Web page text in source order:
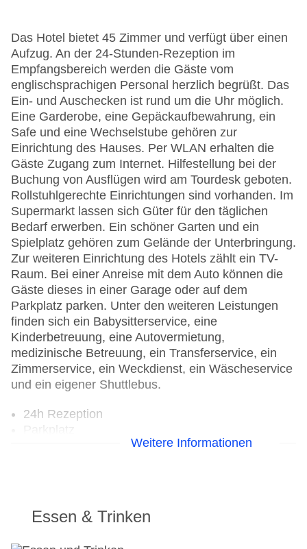
Das Hotel bietet 45 Zimmer und verfügt über einen
Aufzug. An der 24-Stunden-Rezeption im
Empfangsbereich werden die Gäste vom
englischsprachigen Personal herzlich begrüßt. Das
Ein- und Auschecken ist rund um die Uhr möglich.
Eine Garderobe, eine Gepäckaufbewahrung, ein
Safe und eine Wechselstube gehören zur
Einrichtung des Hauses. Per WLAN erhalten die
Gäste Zugang zum Internet. Hilfestellung bei der
Buchung von Ausflügen wird am Tourdesk geboten.
Rollstuhlgerechte Einrichtungen sind vorhanden. Im
Supermarkt lassen sich Güter für den täglichen
Bedarf erwerben. Ein schöner Garten und ein
Spielplatz gehören zum Gelände der Unterbringung.
Zur weiteren Einrichtung des Hotels zählt ein TV-
Raum. Bei einer Anreise mit dem Auto können die
Gäste dieses in einer Garage oder auf dem
Parkplatz parken. Unter den weiteren Leistungen
finden sich ein Babysitterservice, eine
Kinderbetreuung, eine Autovermietung,
medizinische Betreuung, ein Transferservice, ein
Zimmerservice, ein Weckdienst, ein Wäscheservice
und ein eigener Shuttlebus.
24h Rezeption
Check-in von: 14:00:00
Hoteleröffnung: 1980
Hotelsafe
Weitere Informationen
Essen & Trinken